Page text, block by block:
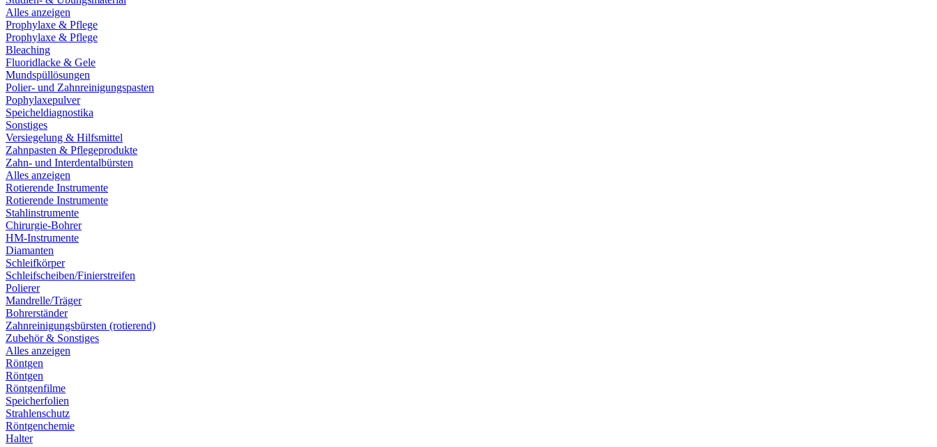
Alles anzeigen
Prophylaxe & Pflege
Prophylaxe & Pflege
Bleaching
Fluoridlacke & Gele
Mundspüllösungen
Polier- und Zahnreinigungspasten
Pophylaxepulver
Speicheldiagnostika
Sonstiges
Versiegelung & Hilfsmittel
Zahnpasten & Pflegeprodukte
Zahn- und Interdentalbürsten
Alles anzeigen
Rotierende Instrumente
Rotierende Instrumente
Stahlinstrumente
Chirurgie-Bohrer
HM-Instrumente
Diamanten
Schleifkörper
Schleifscheiben/Finierstreifen
Polierer
Mandrelle/Träger
Bohrerständer
Zahnreinigungsbürsten (rotierend)
Zubehör & Sonstiges
Alles anzeigen
Röntgen
Röntgen
Röntgenfilme
Speicherfolien
Strahlenschutz
Röntgenchemie
Halter